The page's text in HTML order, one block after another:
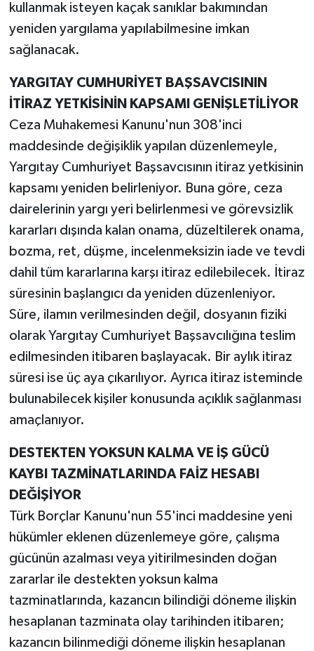
kullanmak isteyen kaçak sanıklar bakımından
yeniden yargılama yapılabilmesine imkan
sağlanacak.
YARGITAY CUMHURİYET BAŞSAVCISININ
İTİRAZ YETKİSİNİN KAPSAMI GENİŞLETİLİYOR
Ceza Muhakemesi Kanunu'nun 308'inci
maddesinde değişiklik yapılan düzenlemeyle,
Yargıtay Cumhuriyet Başsavcısının itiraz yetkisinin
kapsamı yeniden belirleniyor. Buna göre, ceza
dairelerinin yargı yeri belirlenmesi ve görevsizlik
kararları dışında kalan onama, düzeltilerek onama,
bozma, ret, düşme, incelenmeksizin iade ve tevdi
dahil tüm kararlarına karşı itiraz edilebilecek. İtiraz
süresinin başlangıcı da yeniden düzenleniyor.
Süre, ilamın verilmesinden değil, dosyanın fiziki
olarak Yargıtay Cumhuriyet Başsavcılığına teslim
edilmesinden itibaren başlayacak. Bir aylık itiraz
süresi ise üç aya çıkarılıyor. Ayrıca itiraz isteminde
bulunabilecek kişiler konusunda açıklık sağlanması
amaçlanıyor.
DESTEKTEN YOKSUN KALMA VE İŞ GÜCÜ
KAYBI TAZMİNATLARINDA FAİZ HESABI
DEĞİŞİYOR
Türk Borçlar Kanunu'nun 55'inci maddesine yeni
hükümler eklenen düzenlemeye göre, çalışma
gücünün azalması veya yitirilmesinden doğan
zararlar ile destekten yoksun kalma
tazminatlarında, kazancın bilindiği döneme ilişkin
hesaplanan tazminata olay tarihinden itibaren;
kazancın bilinmediği döneme ilişkin hesaplanan